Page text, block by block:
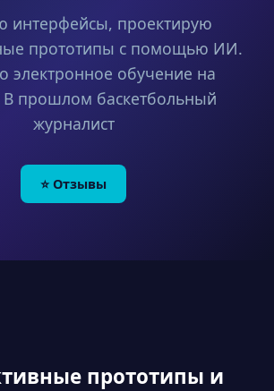
интерфейсы, проектирую
прототипы с помощью ИИ.
электронное обучение на
В прошлом баскетбольный
журналист
⭐ Отзывы
прототипы и